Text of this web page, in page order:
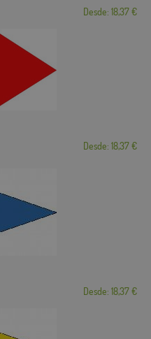
Desde: 18,37 €
Desde: 18,37 €
Desde: 18,37 €